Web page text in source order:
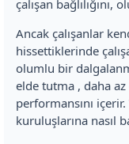
çalışan
Ancak çalışanlar
hissettiklerinde
olumlu bir
elde tutma , daha
performansını
kuruluşlarına nasıl